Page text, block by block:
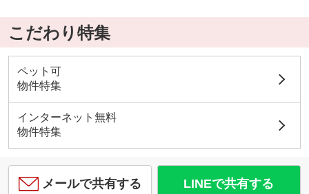
こだわり特集
ペット可
物件特集
インターネット無料
物件特集
メールで共有する LINEで共有する